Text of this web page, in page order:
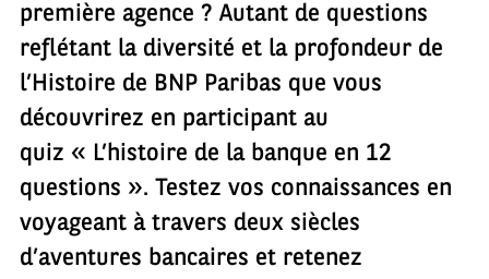
première agence ? Autant de questions
reflétant la diversité et la profondeur de
l’Histoire de BNP Paribas que vous
découvrirez en participant au
quiz « L’histoire de la banque en 12
questions ». Testez vos connaissances en
voyageant à travers deux siècles
d’aventures bancaires et retenez